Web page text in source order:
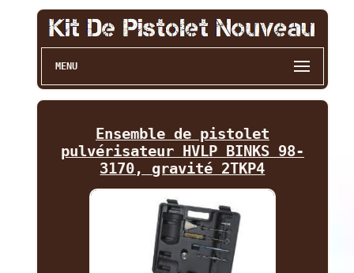
MENU
Ensemble de pistolet
pulvérisateur HVLP BINKS 98-
3170, gravité 2TKP4